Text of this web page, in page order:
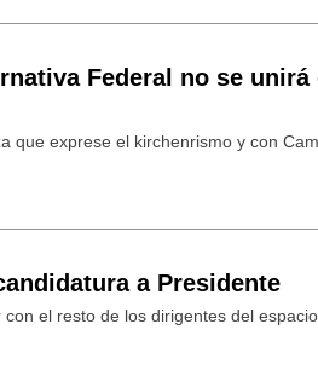
Federal no se unirá
que exprese el kirchenrismo y con
a Presidente
el resto de los dirigentes del